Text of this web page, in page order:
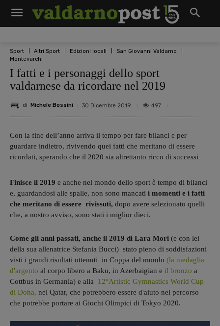
Sport Altri Sport Edizioni locali
San Giovanni Valdarno
Montevarchi
I fatti e i personaggi dello sport
valdarnese da ricordare nel 2019
di Michele Bossini 30 Dicembre 2019 497
Con la fine dell’anno arriva il tempo per fare bilanci e per
guardare indietro, rivivendo quei fatti che meritano di essere
ricordati, sperando che il 2020 sia altrettanto ricco di successi
Finisce il 2019 e anche nel mondo dello sport è tempo di bilanci
e, guardandosi alle spalle, non sono mancati i momenti e i fatti
che meritano di essere rivissuti, dopo avere selezionato quelli
che, a nostro avviso, sono stati i miglior dieci.
Come gli anni passati, anche il 2019 di Lara Mori (e con lei
della sua allenatrice Stefania Bucci) stato pieno di soddisfazioni
visti i grandi risultati ottenuti in Coppa del mondo (la medaglia
d'argento al corpo libero a Baku, in Azerbaigian e il bronzo a
Cottbus in Germania) e alla 12°Artistic Gymnastics World Cup
di Doha, nel Qatar, che potrebbero essere d'aiuto nel percorso
che potrebbe portare ai Giochi Olimpici di Tokyo 2020.